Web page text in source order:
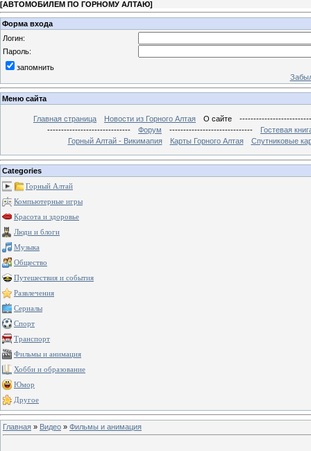
[АВТОМОБИЛЕМ ПО ГОРНОМУ АЛТАЮ]
Форма входа
Логин:
Пароль:
запомнить
Меню сайта
Главная страница Новости из Горного Алтая О сайте
------------------------------
Форум ------------------------------
Гостевая
Горный Алтай - Викимапия
Карты Горного Алтая Спутниковые
Categories
Горный Алтай
Компьютерные игры
Красота и здоровье
Люди и блоги
Музыка
Общество
Путешествия и события
Развлечения
Сериалы
Спорт
Транспорт
Фильмы и анимация
Хобби и образование
Юмор
Другое
Главная » Видео » Фильмы и анимация